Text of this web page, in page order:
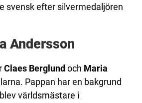
svensk efter silvermedaljören
Andersson
Claes Berglund och Maria
Pappan har en bakgrund
världsmästare i